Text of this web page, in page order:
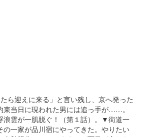
ら迎えに来る」と言い残し、京へ発った
束当日に現われた男には追っ手が……。
浪雲が一肌脱ぐ！（第１話）。▼街道一
の一家が品川宿にやってきた。やりたい